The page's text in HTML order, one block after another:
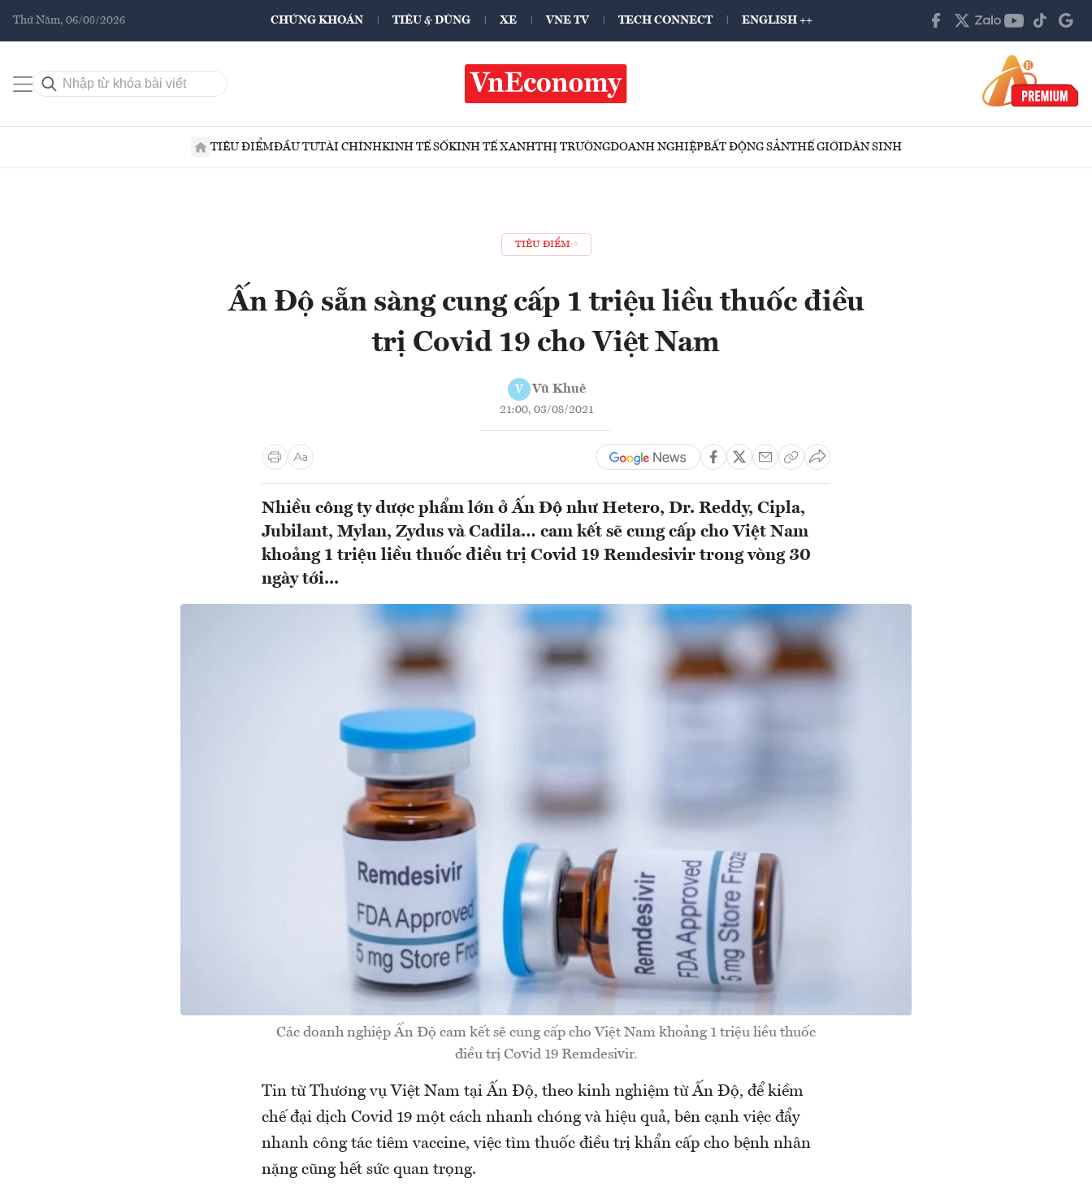
Thứ Năm, 06/08/2026 CHỨNG KHOÁN TIÊU & DÙNG XE VNE TV TECH CONNECT ENGLISH ++
TIÊU ĐIỂMĐẦU TƯTÀI CHÍNHKINH TẾ SỐKINH TẾ XANHTHỊ TRƯỜNGDOANH NGHIỆPBẤT ĐỘNG SẢNTHẾ GIỚIDÂN SINH
TIÊU ĐIỂM
Ấn Độ sẵn sàng cung cấp 1 triệu liều thuốc điều
trị Covid 19 cho Việt Nam
V Vũ Khuê
21:00, 03/08/2021
Nhiều công ty dược phẩm lớn ở Ấn Độ như Hetero, Dr. Reddy, Cipla,
Jubilant, Mylan, Zydus và Cadila… cam kết sẽ cung cấp cho Việt Nam
khoảng 1 triệu liều thuốc điều trị Covid 19 Remdesivir trong vòng 30
ngày tới...
Các doanh nghiệp Ấn Độ cam kết sẽ cung cấp cho Việt Nam khoảng 1 triệu liều thuốc
điều trị Covid 19 Remdesivir.
Tin từ Thương vụ Việt Nam tại Ấn Độ, theo kinh nghiệm từ Ấn Độ, để kiềm
chế đại dịch Covid 19 một cách nhanh chóng và hiệu quả, bên cạnh việc đẩy
nhanh công tác tiêm vaccine, việc tìm thuốc điều trị khẩn cấp cho bệnh nhân
nặng cũng hết sức quan trọng.